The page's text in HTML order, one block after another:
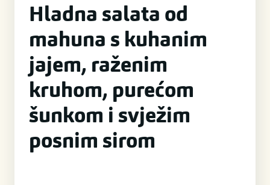
Hladna salata od
mahuna s kuhanim
jajem, raženim
kruhom, purećom
šunkom i svježim
posnim sirom